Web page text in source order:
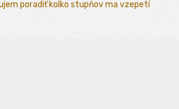
poradiť kolko stupňov ma vzepetí